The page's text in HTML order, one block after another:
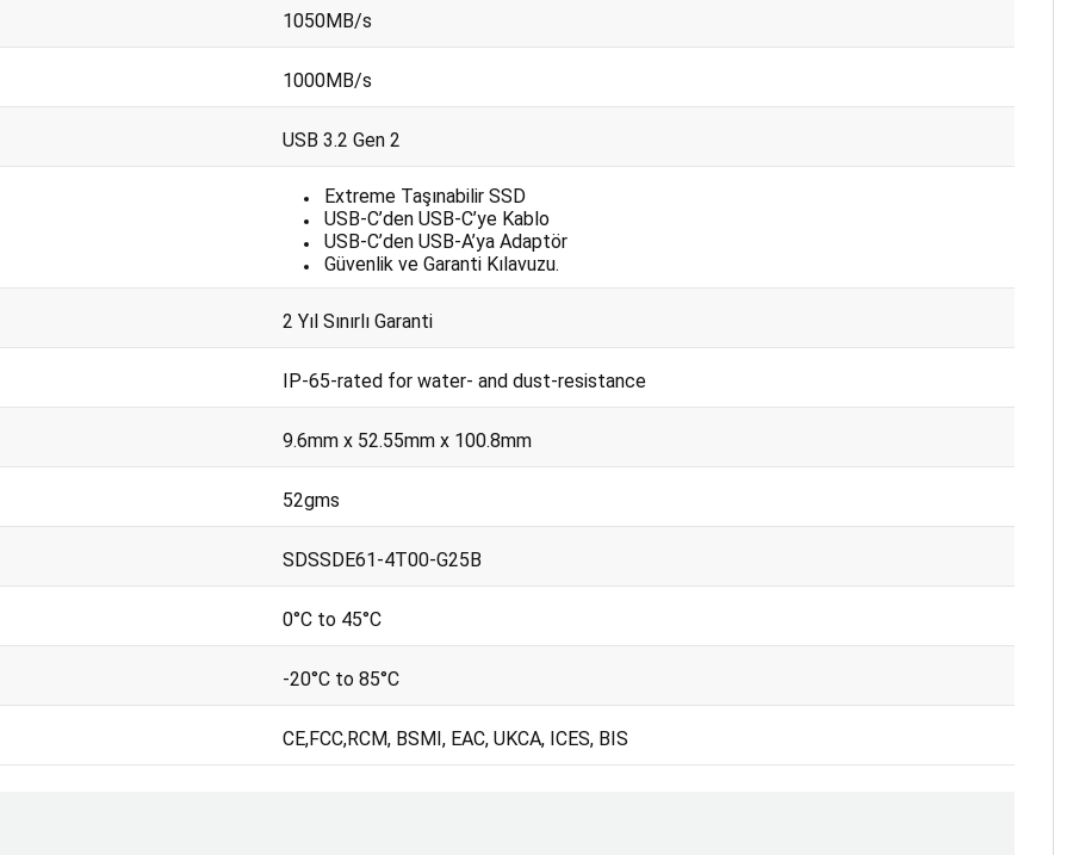
1050MB/s
1000MB/s
USB 3.2 Gen 2
Extreme Taşınabilir SSD
USB-C’den USB-C’ye Kablo
USB-C’den USB-A’ya Adaptör
Güvenlik ve Garanti Kılavuzu.
2 Yıl Sınırlı Garanti
IP-65-rated for water- and dust-resistance
9.6mm x 52.55mm x 100.8mm
52gms
SDSSDE61-4T00-G25B
0°C to 45°C
-20°C to 85°C
CE,FCC,RCM, BSMI, EAC, UKCA, ICES, BIS